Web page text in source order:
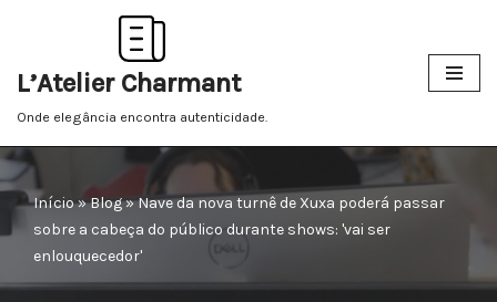
para
o
L’Atelier Charmant
Onde elegância encontra autenticidade.
Início»Blog»Nave da nova turnê de Xuxa poderá passar
sobre a cabeça do público durante shows: 'vai ser
enlouquecedor'